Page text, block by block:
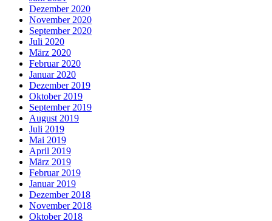
Dezember 2020
November 2020
September 2020
Juli 2020
März 2020
Februar 2020
Januar 2020
Dezember 2019
Oktober 2019
September 2019
August 2019
Juli 2019
Mai 2019
April 2019
März 2019
Februar 2019
Januar 2019
Dezember 2018
November 2018
Oktober 2018